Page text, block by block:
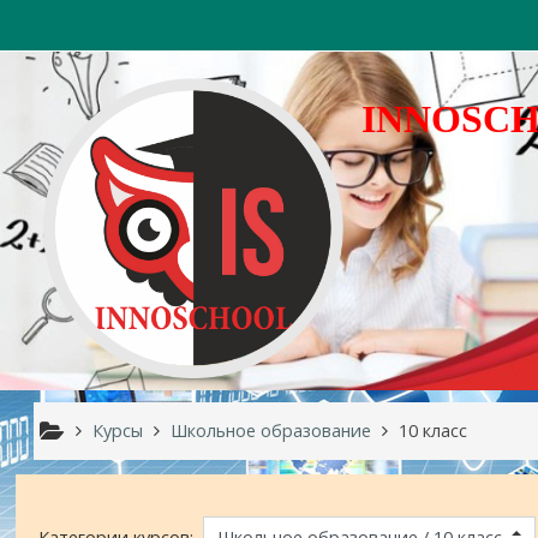
Курсы Школьное образование 10 класс